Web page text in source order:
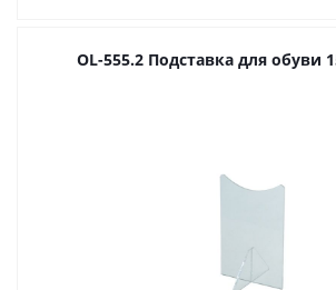
OL-555.2 Подставка для обуви